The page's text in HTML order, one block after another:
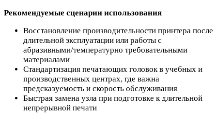
Рекомендуемые сценарии использования
Восстановление производительности принтера после
длительной эксплуатации или работы с
абразивными/температурно требовательными
материалами
Стандартизация печатающих головок в учебных и
производственных центрах, где важна
предсказуемость и скорость обслуживания
Быстрая замена узла при подготовке к длительной
непрерывной печати